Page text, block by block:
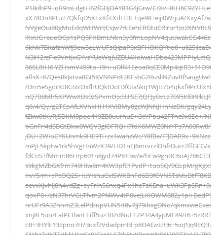
P18dhP9+qR9mLdgtH62fGDjOAY81G4jGrw/
xX78On8Ptu27QkfqD5XFxKfitXdHi3L+qe98+eiji0WrjuA/
6kNkTBKafzhWfJ9ew5eLY/
aflsX+K/
/
q8/4/Qy/g2TCpAfLXVhkHH1XViBMy8gcWJNNJHnNzDK/
fZkw0tKyRJ5DKM8pqerl19ZB8uurhuE+l3cYPbu42FThc9x8Eo+/
bGnFrl4dSBGtDkw0WQV3glOFRQH7fdX6MWZ0NrYPs7A00Rw8/
jDU+2WIoCYKUnmk9HE9Tl+zx1wahzWc/Y8fBa/
mPjL5kptw1rk5hVgHnWzX39/HD1nEJ6mrvczlDhf/Ducr2ffGEG/
fdCoSTfMmm86Hrp601n8jyd74P8+3w/e/
s9kgMZbGXf/m749Hiw8m4KW3pfE1PvdP+tuoSQ/0GLpM/
In//5/
qoxP0+/
nrUFr9A3ZhnmZ3LelPd/upVUN5rI8v7Jj79ihxgDNo/
xnj8L5uo/EaIPCtlwrLEiff5uz3BZdNuFEZP34A4ypME89/
L8+3HYlL132pno7H/